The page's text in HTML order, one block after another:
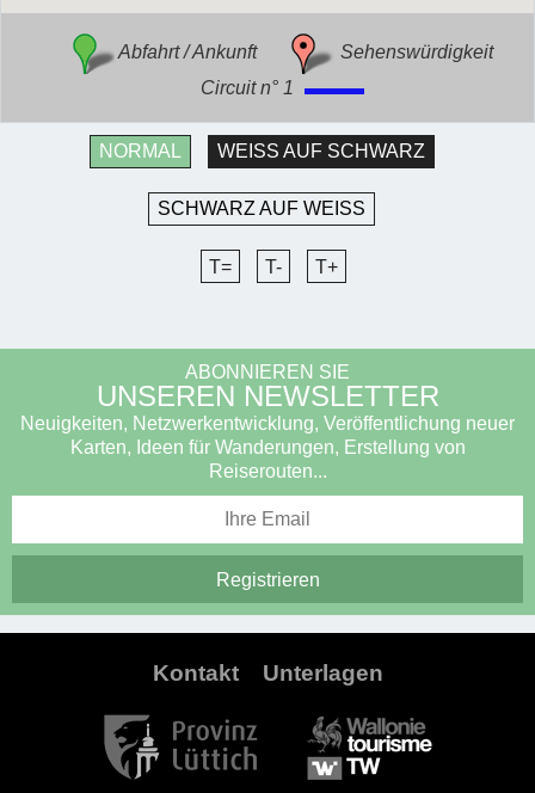
Abfahrt / Ankunft
Sehenswürdigkeit
Circuit n° 1
NORMAL WEISS AUF SCHWARZ
SCHWARZ AUF WEISS
T= T- T+
ABONNIEREN SIE
UNSEREN NEWSLETTER
Neuigkeiten, Netzwerkentwicklung, Veröffentlichung neuer
Karten, Ideen für Wanderungen, Erstellung von
Reiserouten...
Kontakt Unterlagen